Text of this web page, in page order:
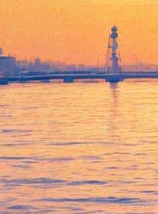
08:45
После нашего онайлн-
будете знать Эрмитаж как
ежедневно ведет по
на страницуtv.fontanka.ru,
на Старой деревне. В этот
— рассказ о хранении